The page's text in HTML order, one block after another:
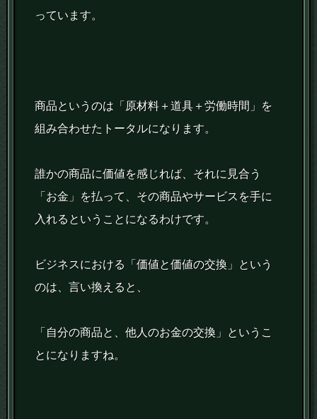
っています。
商品というのは「原材料＋道具＋労働時間」を
組み合わせたトータルになります。
誰かの商品に価値を感じれば、それに見合う
「お金」を払って、その商品やサービスを手に
入れるということになるわけです。
ビジネスにおける「価値と価値の交換」という
のは、言い換えると、
「自分の商品と、他人のお金の交換」というこ
とになりますね。